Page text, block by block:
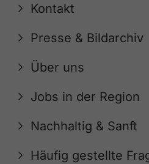
Kontakt
Presse & Bildarchiv
Über uns
Jobs in der Region
Nachhaltig & Sanft
Häufig gestellte